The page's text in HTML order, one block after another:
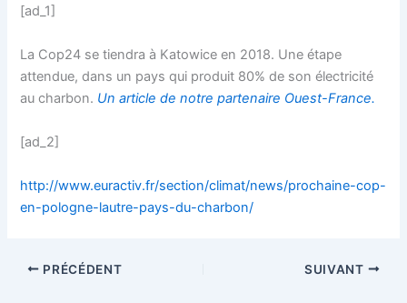
[ad_1]
La Cop24 se tiendra à Katowice en 2018. Une étape
attendue, dans un pays qui produit 80% de son électricité
au charbon. Un article de notre partenaire Ouest-France.
[ad_2]
http://www.euractiv.fr/section/climat/news/prochaine-cop-
en-pologne-lautre-pays-du-charbon/
PRÉCÉDENT SUIVANT